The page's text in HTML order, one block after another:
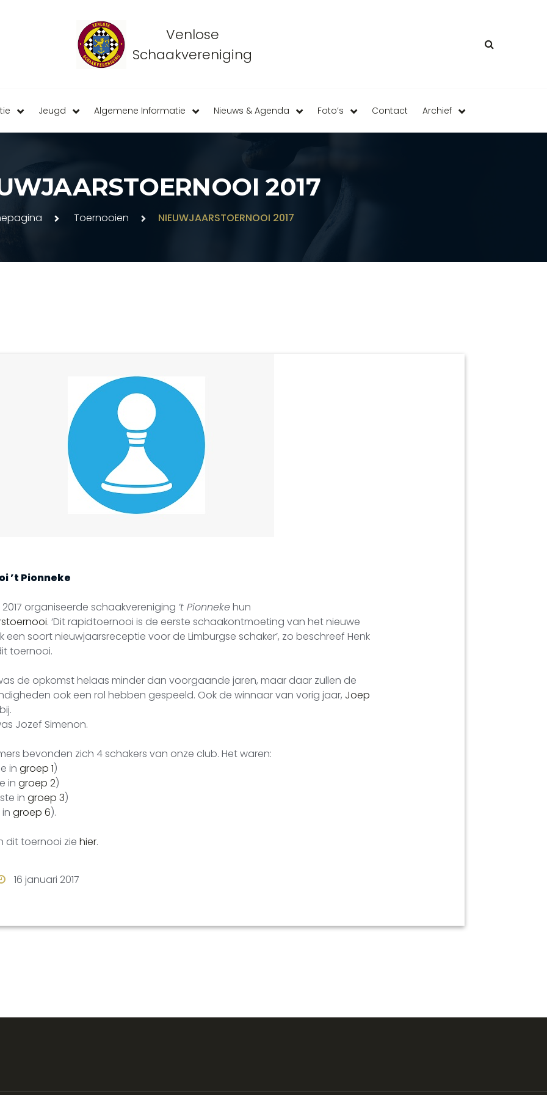
Venlose
Schaakvereniging
Jeugd Algemene Informatie Nieuws & Agenda Foto’s Contact Archief
2017
Toernooien NIEUWJAARSTOERNOOI 2017
’t Pionneke
organiseerde schaakvereniging ’t Pionnekehun
. ‘Dit rapidtoernooi is de eerste schaakontmoeting van het nieuwe
een soort nieuwjaarsreceptie voor de Limburgse schaker’, zo beschreef Henk
toernooi.
de opkomst helaas minder dan voorgaande jaren, maar daar zullen de
ook een rol hebben gespeeld. Ook de winnaar van vorig jaar, Joep
Jozef Simenon.
bevonden zich 4 schakers van onze club. Het waren:
in groep 1)
in groep 2)
in groep 3)
groep 6).
dit toernooi zie hier.
16 januari 2017